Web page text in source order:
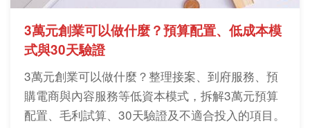
3萬元創業可以做什麼？預算配置、低成本模
式與30天驗證
3萬元創業可以做什麼？整理接案、到府服務、預
購電商與內容服務等低資本模式，拆解3萬元預算
配置、毛利試算、30天驗證及不適合投入的項目。